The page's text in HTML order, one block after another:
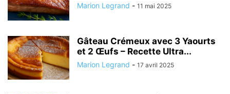
Marion Legrand - 11 mai 2025
Gâteau Crémeux avec 3 Yaourts
et 2 Œufs – Recette Ultra...
Marion Legrand - 17 avril 2025